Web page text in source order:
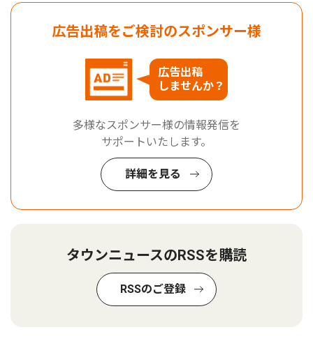
広告出稿をご検討のスポンサー様
広告出稿
しませんか？
多様なスポンサー様の情報発信を
サポートいたします。
詳細を見る
タウンニュースのRSSを購読
RSSのご登録